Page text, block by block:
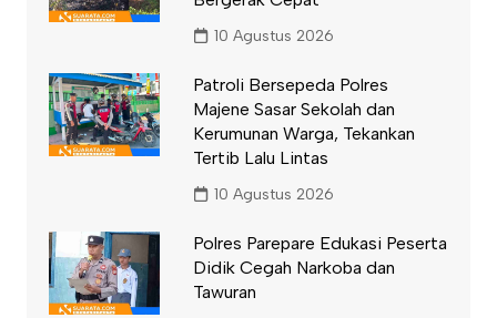
10 Agustus 2026
Patroli Bersepeda Polres
Majene Sasar Sekolah dan
Kerumunan Warga, Tekankan
Tertib Lalu Lintas
10 Agustus 2026
Polres Parepare Edukasi Peserta
Didik Cegah Narkoba dan
Tawuran